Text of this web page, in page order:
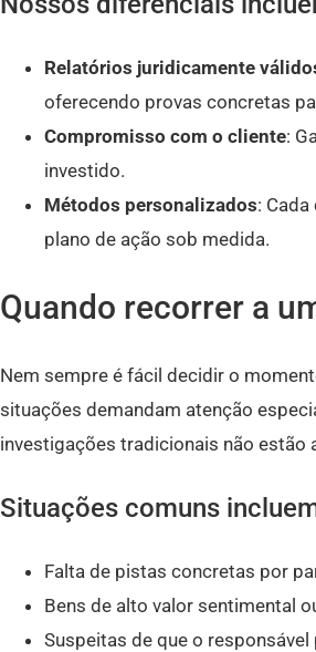
Relatórios juridicamente
oferecendo provas concretas
Compromisso com o cliente:
investido.
Métodos personalizados:
plano de ação sob medida.
Quando recorrer a
Nem sempre é fácil decidir o
situações demandam atenção
investigações tradicionais não estão
Situações comuns
Falta de pistas concretas por
Bens de alto valor sentimental
Suspeitas de que o